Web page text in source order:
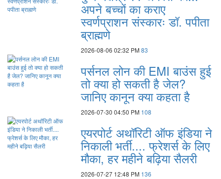
अपने बच्चों का कराए
स्वर्णप्राशन संस्कारः डॉ. पपीता
ब्राह्मणे
2026-08-06 02:32 PM 83
पर्सनल लोन की EMI बाउंस हुई
तो क्या हो सकती है जेल?
जानिए कानून क्या कहता है
2026-07-30 04:50 PM 108
एयरपोर्ट अथॉरिटी ऑफ इंडिया ने
निकाली भर्ती.... फ्रेशर्स के लिए
मौका, हर महीने बढ़िया सैलरी
2026-07-27 12:48 PM 136